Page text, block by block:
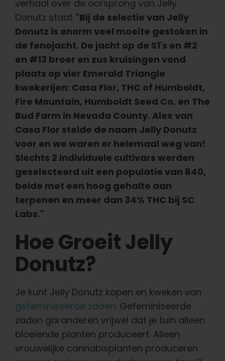
verhaal over de oorsprong van Jelly
Donutz staat "Bij de selectie van Jelly
Donutz is enorm veel moeite gestoken in
de fenojacht. De jacht op de S1's en #2
en #13 broer en zus kruisingen vond
plaats op vier Emerald Triangle
kwekerijen: Casa Flor, THC of Humboldt,
Fire Mountain, Humboldt Seed Co. en The
Bud Farm in Nevada County. Alex van
Casa Flor stelde de naam Jelly Donutz
voor en we waren er helemaal weg van!
Slechts 2 individuele cultivars werden
geselecteerd uit een populatie van 840,
beide met een hoog gehalte aan
terpenen en meer dan 34% THC bij SC
Labs."
Hoe Groeit Jelly
Donutz?
Je kunt Jelly Donutz kopen en kweken van
gefeminiseerde zaden. Gefeminiseerde
zaden garanderen vrijwel dat je tuin alleen
bloeiende planten produceert. Alleen
vrouwelijke cannabisplanten produceren